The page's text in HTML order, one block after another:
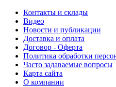
Контакты и склады
Видео
Новости и публикации
Доставка и оплата
Договор - Оферта
Политика обработки
Часто задаваемые вопросы
Карта сайта
О компании